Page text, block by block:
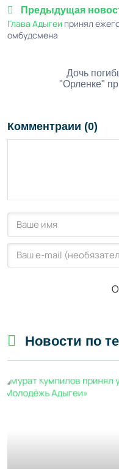
Предыдущая
Глава Адыгеи принял
омбудсмена
Дочь
"Орленке"
Комментраии (0)
Новости по